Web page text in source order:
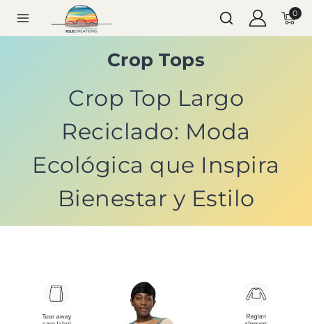
0
Crop Tops
Crop Top Largo
Reciclado: Moda
Ecológica que Inspira
Bienestar y Estilo